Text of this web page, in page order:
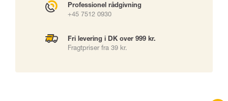
Professionel rådgivning
+45 7512 0930
Fri levering i DK over 999 kr.
Fragtpriser fra 39 kr.